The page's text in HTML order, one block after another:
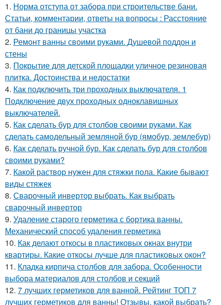
1. Норма отступа от забора при строительстве бани.
Статьи, комментарии, ответы на вопросы : Расстояние
от бани до границы участка
2. Ремонт ванны своими руками. Душевой поддон и
стены
3. Покрытие для детской площадки уличное резиновая
плитка. Достоинства и недостатки
4. Как подключить три проходных выключателя. 1
Подключение двух проходных одноклавишных
выключателей.
5. Как сделать бур для столбов своими руками. Как
сделать самодельный земляной бур (ямобур, землебур)
6. Как сделать ручной бур. Как сделать бур для столбов
своими руками?
7. Какой раствор нужен для стяжки пола. Какие бывают
виды стяжек
8. Сварочный инвертор выбрать. Как выбрать
сварочный инвертор
9. Удаление старого герметика с бортика ванны.
Механический способ удаления герметика
10. Как делают откосы в пластиковых окнах внутри
квартиры. Какие откосы лучше для пластиковых окон?
11. Кладка кирпича столбов для забора. Особенности
выбора материалов для столбов и секций
12. 7 лучших герметиков для ванной. Рейтинг ТОП 7
лучших герметиков для ванны! Отзывы, какой выбрать?